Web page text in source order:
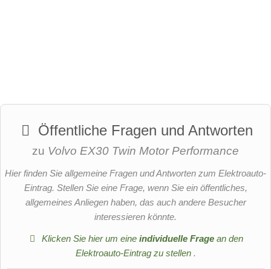
Öffentliche Fragen und Antworten
zu Volvo EX30 Twin Motor Performance
Hier finden Sie allgemeine Fragen und Antworten zum Elektroauto-
Eintrag. Stellen Sie eine Frage, wenn Sie ein öffentliches,
allgemeines Anliegen haben, das auch andere Besucher
interessieren könnte.
Klicken Sie hier um eineindividuelle Frage an den
Elektroauto-Eintrag zu stellen .